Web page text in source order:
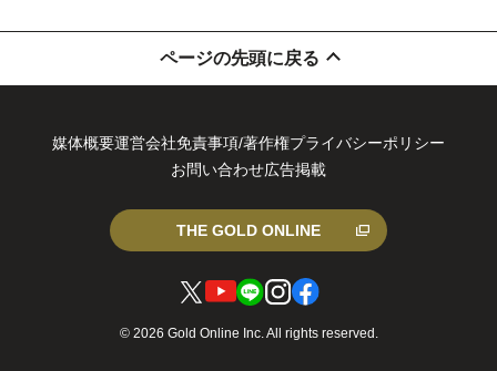
ページの先頭に戻る
媒体概要運営会社免責事項/著作権プライバシーポリシー
お問い合わせ広告掲載
ce
THE GOLD ONLINE
© 2026 Gold Online Inc. All rights reserved.